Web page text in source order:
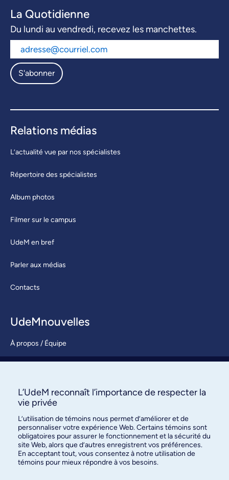
La Quotidienne
Du lundi au vendredi, recevez les manchettes.
S'abonner
Relations médias
L’actualité vue par nos spécialistes
Répertoire des spécialistes
Album photos
Filmer sur le campus
UdeM en bref
Parler aux médias
Contacts
UdeMnouvelles
À propos / Équipe
S’abonner
L’UdeM reconnaît l’importance de respecter la
vie privée
L’utilisation de témoins nous permet d’améliorer et de
personnaliser votre expérience Web. Certains témoins sont
obligatoires pour assurer le fonctionnement et la sécurité du
site Web, alors que d’autres enregistrent vos préférences.
En acceptant tout, vous consentez à notre utilisation de
témoins pour mieux répondre à vos besoins.